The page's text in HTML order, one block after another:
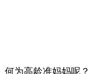
何为高龄准妈妈呢